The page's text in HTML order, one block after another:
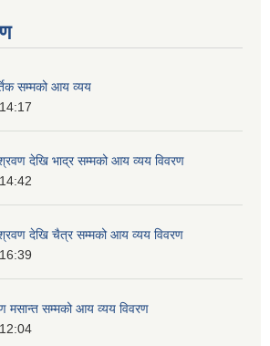
सम्मको आय व्यय
देखि भाद्र सम्मको आय व्यय विवरण
देखि चैत्र सम्मको आय व्यय विवरण
सम्मको आय व्यय विवरण